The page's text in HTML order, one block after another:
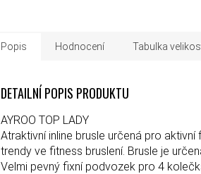
Popis Hodnocení Tabulka
DETAILNÍ POPIS PRODUKTU
AYROO TOP LADY
Atraktivní inline brusle určená pro
trendy ve fitness bruslení. Brusle je
Velmi pevný fixní podvozek pro 4